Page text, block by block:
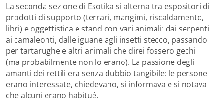
La seconda sezione di Esotika si alterna tra espositori di
prodotti di supporto (terrari, mangimi, riscaldamento,
libri) e oggettistica e stand con vari animali: dai serpenti
ai camaleonti, dalle iguane agli insetti stecco, passando
per tartarughe e altri animali che direi fossero gechi
(ma probabilmente non lo erano). La passione degli
amanti dei rettili era senza dubbio tangibile: le persone
erano interessate, chiedevano, si informava e si notava
che alcuni erano habitué.